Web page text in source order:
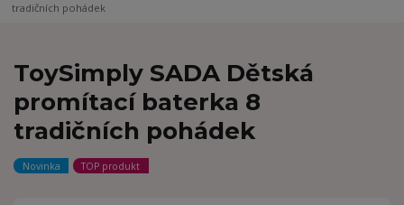
tradičních pohádek
ToySimply SADA Dětská
promítací baterka 8
tradičních pohádek
Novinka TOP produkt